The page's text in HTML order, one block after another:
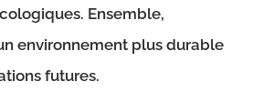
Ensemble,
environnement plus durable
futures.